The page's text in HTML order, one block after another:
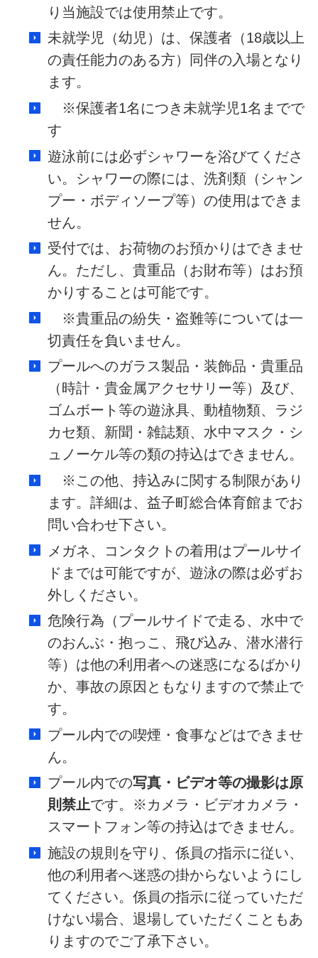
り当施設では使用禁止です。
未就学児（幼児）は、保護者（18歳以上
の責任能力のある方）同伴の入場となり
ます。
※保護者1名につき未就学児1名までで
す
遊泳前には必ずシャワーを浴びてくださ
い。シャワーの際には、洗剤類（シャン
プー・ボディソープ等）の使用はできま
せん。
受付では、お荷物のお預かりはできませ
ん。ただし、貴重品（お財布等）はお預
かりすることは可能です。
※貴重品の紛失・盗難等については一
切責任を負いません。
プールへのガラス製品・装飾品・貴重品
（時計・貴金属アクセサリー等）及び、
ゴムボート等の遊泳具、動植物類、ラジ
カセ類、新聞・雑誌類、水中マスク・シ
ュノーケル等の類の持込はできません。
※この他、持込みに関する制限があり
ます。詳細は、益子町総合体育館までお
問い合わせ下さい。
メガネ、コンタクトの着用はプールサイ
ドまでは可能ですが、遊泳の際は必ずお
外しください。
危険行為（プールサイドで走る、水中で
のおんぶ・抱っこ、飛び込み、潜水潜行
等）は他の利用者への迷惑になるばかり
か、事故の原因ともなりますので禁止で
す。
プール内での喫煙・食事などはできませ
ん。
プール内での写真・ビデオ等の撮影は原
則禁止です。※カメラ・ビデオカメラ・
スマートフォン等の持込はできません。
施設の規則を守り、係員の指示に従い、
他の利用者へ迷惑の掛からないようにし
てください。係員の指示に従っていただ
けない場合、退場していただくこともあ
りますのでご了承下さい。